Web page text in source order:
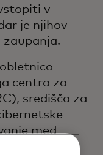
v
je njihov
zaupanja.
centra za
središča za
med
Njegovo